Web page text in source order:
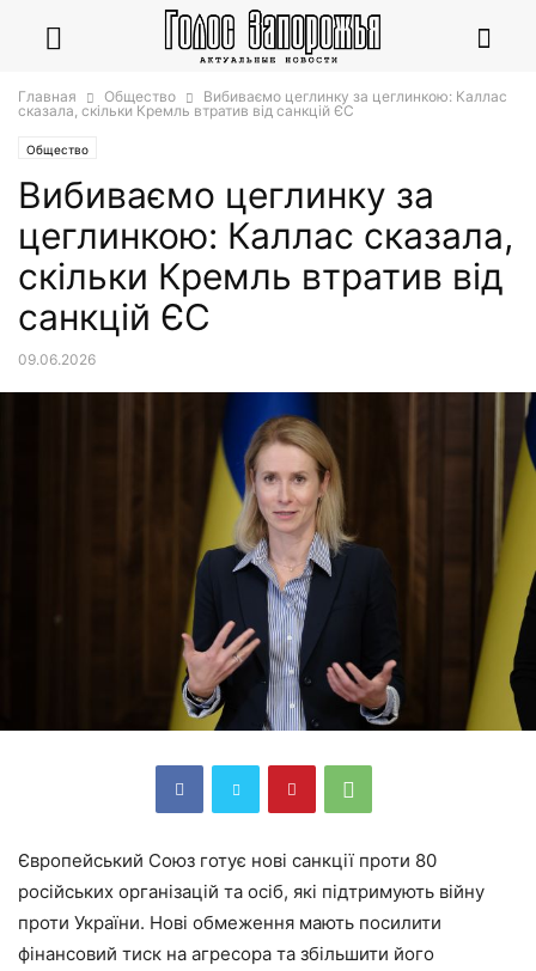
Главная Общество
Вибиваємо цеглинку за цеглинкою: Каллас
сказала, скільки Кремль втратив від санкцій ЄС
Общество
Вибиваємо цеглинку за
цеглинкою: Каллас сказала,
скільки Кремль втратив від
санкцій ЄС
09.06.2026
Європейський Союз готує нові санкції проти 80
російських організацій та осіб, які підтримують війну
проти України. Нові обмеження мають посилити
фінансовий тиск на агресора та збільшити його